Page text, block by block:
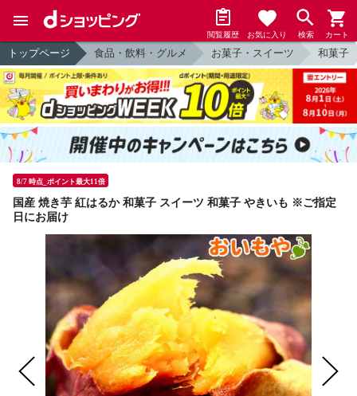
閲覧履歴 お気に入り 検索 カート
トップページ 食品・飲料・グルメ お菓子・スイーツ 和菓子
8/7 時点_ポイント最大11倍
国産 焼き芋 紅はるか 和菓子 スイーツ 和菓子 やきいも ※ご指定
日にお届け